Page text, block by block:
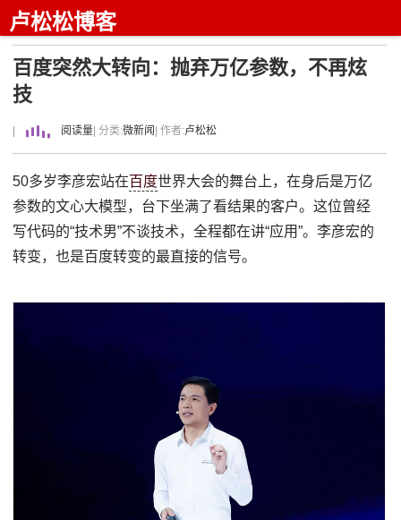
卢松松博客
百度突然大转向：抛弃万亿参数，不再炫
技
阅读量 | 分类:微新闻 | 作者:卢松松
50多岁李彦宏站在百度世界大会的舞台上，在身后是万亿
参数的文心大模型，台下坐满了看结果的客户。这位曾经
写代码的“技术男”不谈技术，全程都在讲“应用”。李彦宏的
转变，也是百度转变的最直接的信号。